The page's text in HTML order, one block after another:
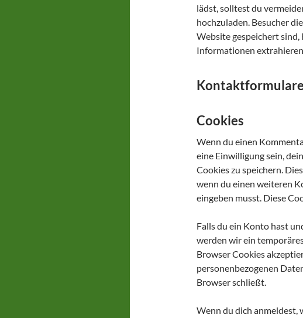
lädst, solltest du
hochzuladen. Besucher
Website gespeichert
Informationen
Kontaktformulare
Cookies
Wenn du einen
eine Einwilligung sein,
Cookies zu speichern.
wenn du einen weiteren
eingeben musst. Diese
Falls du ein Konto hast
werden wir ein
Browser Cookies
personenbezogenen
Browser schließt.
Wenn du dich anmeldest,